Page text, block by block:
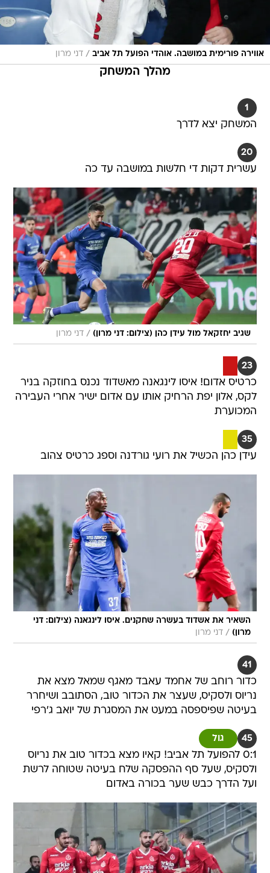
אווירה פורימית במושבה. אוהדי הפועל תל אביב / דני מרון
מהלך המשחק
1
המשחק יצא לדרך
20
עשרית דקות די חלשות במושבה עד כה
שגיב יחזקאל מול עידן כהן (צילום: דני מרון) / דני מרון
23
כרטיס אדום! איסו לינגאנה מאשדוד נכנס בחוזקה בניר
לקס, אלון יפת הרחיק אותו עם אדום ישיר אחרי העבירה
המכוערת
35
עידן כהן הכשיל את רועי גורדנה וספג כרטיס צהוב
השאיר את אשדוד בעשרה שחקנים. איסו לינגאנה (צילום: דני
מרון) / דני מרון
41
כדור רוחב של אחמד עאבד מאגף שמאל מצא את
נריוס ולסקיס, שעצר את הכדור טוב, הסתובב ושיחרר
בעיטה שפיספסה במעט את המסגרת של יואב ג'רפי
45 גול
0:1 להפועל תל אביב! קאיו מצא בכדור טוב את נריוס
ולסקיס, שעל סף ההפסקה שלח בעיטה שטוחה לרשת
ועל הדרך כבש שער בכורה באדום